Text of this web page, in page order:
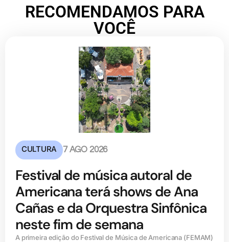
RECOMENDAMOS PARA
VOCÊ
CULTURA 7 AGO 2026
Festival de música autoral de
Americana terá shows de Ana
Cañas e da Orquestra Sinfônica
neste fim de semana
A primeira edição do Festival de Música de Americana (FEMAM)